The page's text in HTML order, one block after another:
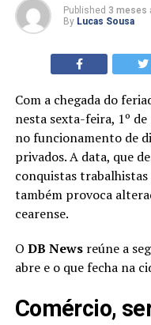
Published 3 meses
By Lucas Sousa
Com a chegada do
nesta sexta-feira, 1º
no funcionamento de
privados. A data, que
conquistas trabalhistas
também provoca
cearense.
O DB Newsreúne a
abre e o que fecha na
Comércio,